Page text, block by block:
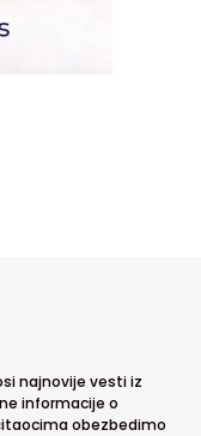
najnovije vesti iz
informacije o
obezbedimo